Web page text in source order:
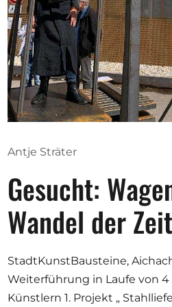
Ausschreibungen
Mitglied werden
Künstler:innen
Spenden
Partners
Help
Kontakt
Antje Sträter
Gesucht:
Wandel der
StadtKunstBausteine,
Weiterführung in Laufe von
Künstlern 1. Projekt „